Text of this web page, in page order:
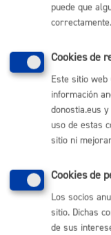
Seguridad
Trámites
Turismo
puede que
correctamente.
Cookies de
Este sitio
información
donostia.eus
uso de estas
sitio ni
Cookies de
Los socios
sitio. Dichas
de sus